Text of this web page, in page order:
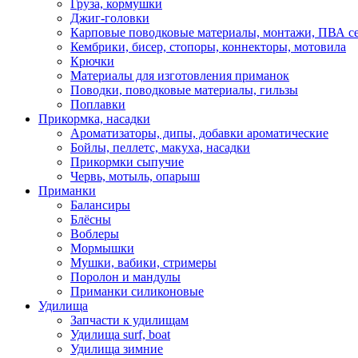
Груза, кормушки
Джиг-головки
Карповые поводковые материалы, монтажи, ПВА
Кембрики, бисер, стопоры, коннекторы, мотовила
Крючки
Материалы для изготовления приманок
Поводки, поводковые материалы, гильзы
Поплавки
Прикормка, насадки
Ароматизаторы, дипы, добавки ароматические
Бойлы, пеллетс, макуха, насадки
Прикормки сыпучие
Червь, мотыль, опарыш
Приманки
Балансиры
Блёсны
Воблеры
Мормышки
Мушки, вабики, стримеры
Поролон и мандулы
Приманки силиконовые
Удилища
Запчасти к удилищам
Удилища surf, boat
Удилища зимние